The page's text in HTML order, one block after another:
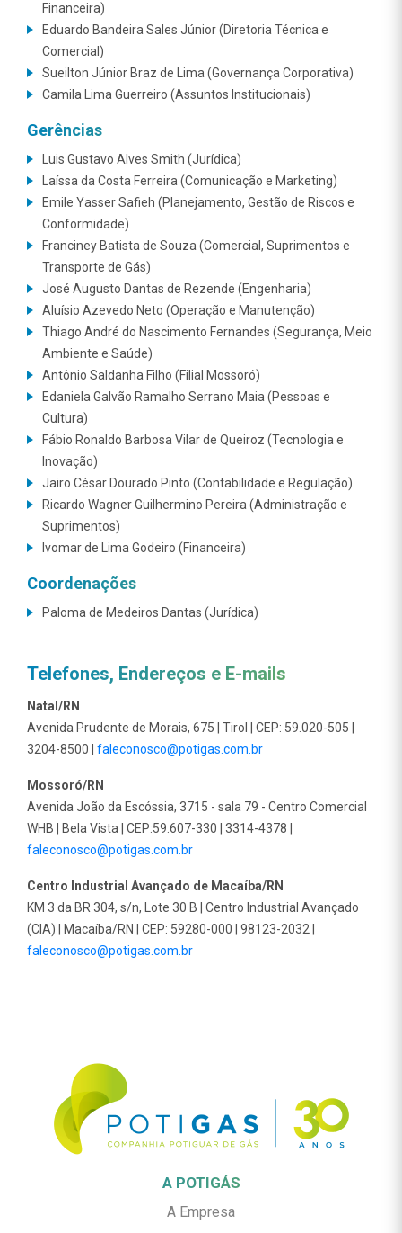
Financeira)
Eduardo Bandeira Sales Júnior (Diretoria Técnica e
Comercial)
Sueilton Júnior Braz de Lima (Governança Corporativa)
Camila Lima Guerreiro (Assuntos Institucionais)
Gerências
Luis Gustavo Alves Smith (Jurídica)
Laíssa da Costa Ferreira (Comunicação e Marketing)
Emile Yasser Safieh (Planejamento, Gestão de Riscos e
Conformidade)
Franciney Batista de Souza (Comercial, Suprimentos e
Transporte de Gás)
José Augusto Dantas de Rezende (Engenharia)
Aluísio Azevedo Neto (Operação e Manutenção)
Thiago André do Nascimento Fernandes (Segurança, Meio
Ambiente e Saúde)
Antônio Saldanha Filho (Filial Mossoró)
Edaniela Galvão Ramalho Serrano Maia (Pessoas e
Cultura)
Fábio Ronaldo Barbosa Vilar de Queiroz (Tecnologia e
Inovação)
Jairo César Dourado Pinto (Contabilidade e Regulação)
Ricardo Wagner Guilhermino Pereira (Administração e
Suprimentos)
Ivomar de Lima Godeiro (Financeira)
Coordenações
Paloma de Medeiros Dantas (Jurídica)
Telefones, Endereços e E-mails
Natal/RN
Avenida Prudente de Morais, 675 | Tirol | CEP: 59.020-505 |
3204-8500 | faleconosco@potigas.com.br
Mossoró/RN
Avenida João da Escóssia, 3715 - sala 79 - Centro Comercial
WHB | Bela Vista | CEP:59.607-330 | 3314-4378 |
faleconosco@potigas.com.br
Centro Industrial Avançado de Macaíba/RN
KM 3 da BR 304, s/n, Lote 30 B | Centro Industrial Avançado
(CIA) | Macaíba/RN | CEP: 59280-000 | 98123-2032 |
faleconosco@potigas.com.br
A POTIGÁS
A Empresa